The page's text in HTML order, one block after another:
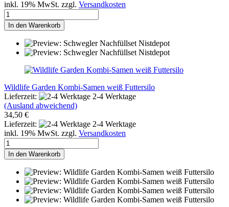
inkl. 19% MwSt. zzgl. Versandkosten
In den Warenkorb
Wildlife Garden Kombi-Samen weiß Futtersilo
Lieferzeit:
2-4 Werktage
(Ausland abweichend)
34,50 €
Lieferzeit:
2-4 Werktage
inkl. 19% MwSt. zzgl. Versandkosten
In den Warenkorb